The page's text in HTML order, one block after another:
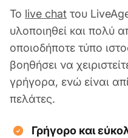
Το live chat του
υλοποιηθεί και πολύ
οποιοδήποτε τύπο
βοηθήσει να
γρήγορα, ενώ είναι
πελάτες.
Γρήγορο και